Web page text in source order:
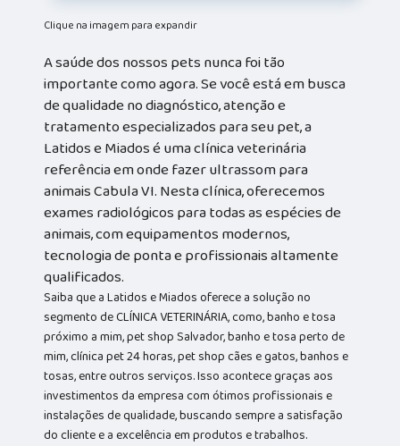
Clique na imagem para expandir
A saúde dos nossos pets nunca foi tão
importante como agora. Se você está em busca
de qualidade no diagnóstico, atenção e
tratamento especializados para seu pet, a
Latidos e Miados é uma clínica veterinária
referência em onde fazer ultrassom para
animais Cabula VI. Nesta clínica, oferecemos
exames radiológicos para todas as espécies de
animais, com equipamentos modernos,
tecnologia de ponta e profissionais altamente
qualificados.
Saiba que a Latidos e Miados oferece a solução no
segmento de CLÍNICA VETERINÁRIA, como, banho e tosa
próximo a mim, pet shop Salvador, banho e tosa perto de
mim, clínica pet 24 horas, pet shop cães e gatos, banhos e
tosas, entre outros serviços. Isso acontece graças aos
investimentos da empresa com ótimos profissionais e
instalações de qualidade, buscando sempre a satisfação
do cliente e a excelência em produtos e trabalhos.